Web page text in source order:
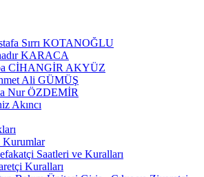
Sırrı KOTANOĞLU
KARACA
CİHANGİR AKYÜZ
Ali GÜMÜŞ
Nur ÖZDEMİR
Akıncı
Kurumlar
Saatleri ve Kuralları
Kuralları